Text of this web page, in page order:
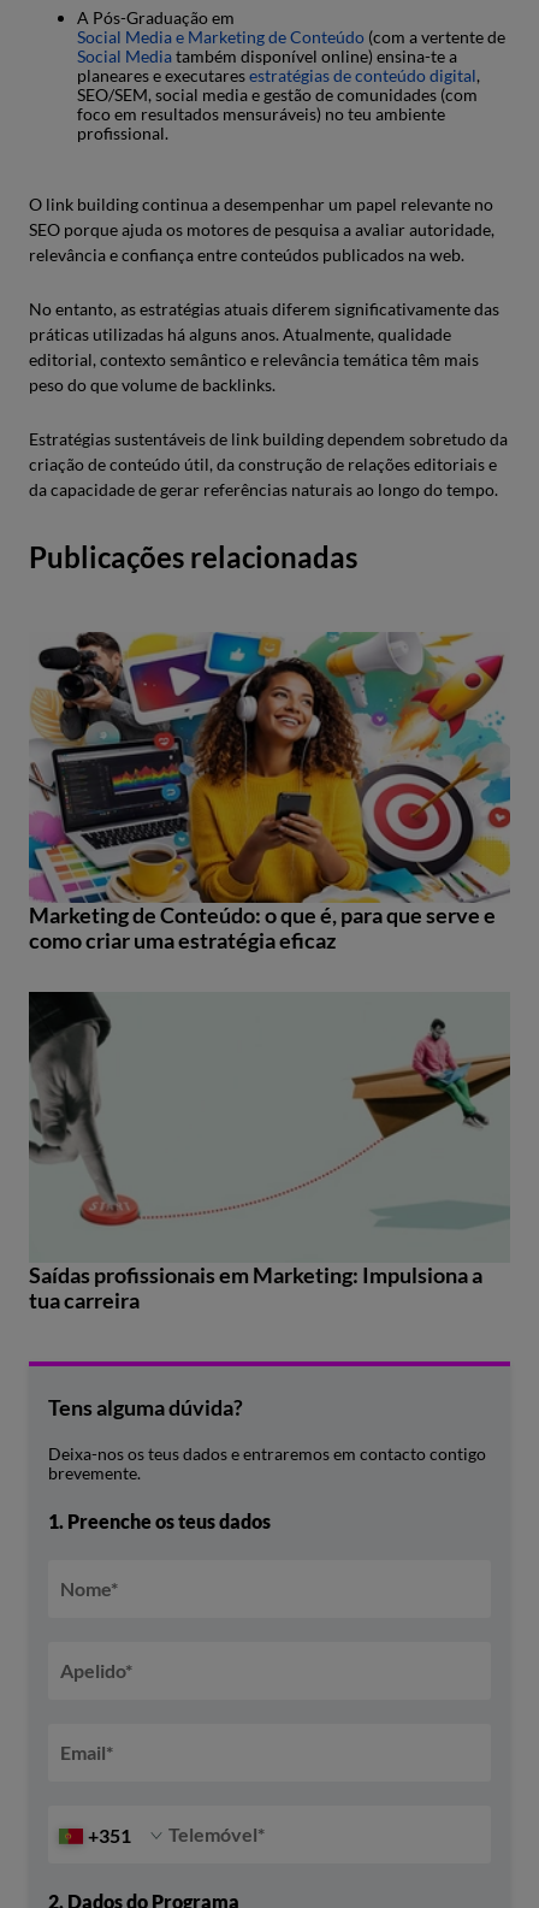
A Pós-Graduação em
Social Media e Marketing de Conteúdo (com a vertente de
Social Mediatambém disponível online) ensina-te a
planeares e executaresestratégias de conteúdo digital,
SEO/SEM, social media e gestão de comunidades (com
foco em resultados mensuráveis) no teu ambiente
profissional.
O link building continua a desempenhar um papel relevante no
SEO porque ajuda os motores de pesquisa a avaliar autoridade,
relevância e confiança entre conteúdos publicados na web.
No entanto, as estratégias atuais diferem significativamente das
práticas utilizadas há alguns anos. Atualmente, qualidade
editorial, contexto semântico e relevância temática têm mais
peso do que volume de backlinks.
Estratégias sustentáveis de link building dependem sobretudo da
criação de conteúdo útil, da construção de relações editoriais e
da capacidade de gerar referências naturais ao longo do tempo.
Publicações relacionadas
Marketing de Conteúdo: o que é, para que serve e
como criar uma estratégia eficaz
Saídas profissionais em Marketing: Impulsiona a
tua carreira
Tens alguma dúvida?
Deixa-nos os teus dados e entraremos em contacto contigo
brevemente.
1. Preenche os teus dados
Nome*
Apelido*
Email*
+351 Telemóvel*
2. Dados do Programa